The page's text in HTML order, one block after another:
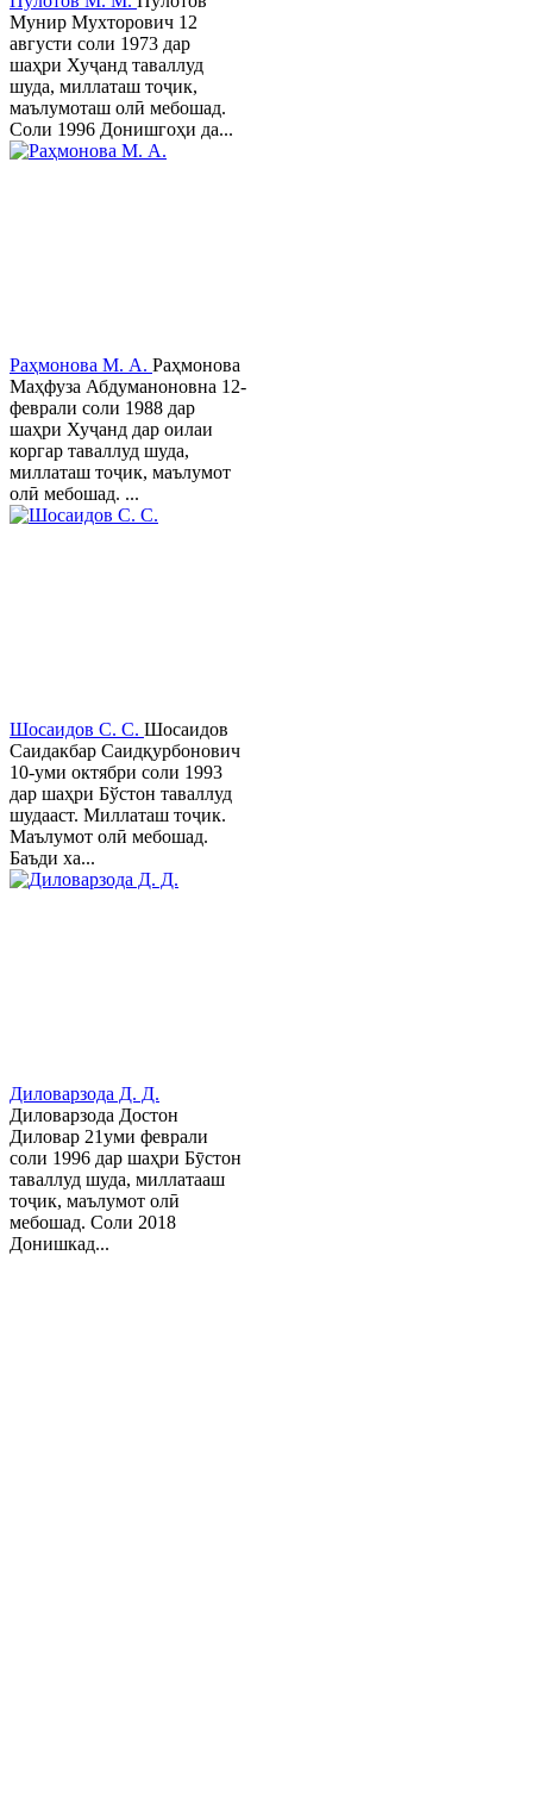
Мунир Мухторович 12
августи соли 1973 дар
шаҳри Хуҷанд таваллуд
шуда, миллаташ тоҷик,
маълумоташ олӣ мебошад.
Соли 1996 Донишгоҳи да...
Раҳмонова М. А. Раҳмонова
Маҳфуза Абдуманоновна 12-
феврали соли 1988 дар
шаҳри Хуҷанд дар оилаи
коргар таваллуд шуда,
миллаташ тоҷик, маълумот
олӣ мебошад. ...
Шосаидов С. С. Шосаидов
Саидакбар Саидқурбонович
10-уми октябри соли 1993
дар шаҳри Бўстон таваллуд
шудааст. Миллаташ тоҷик.
Маълумот олӣ мебошад.
Баъди ха...
Диловарзода Д. Д.
Диловарзода Достон
Диловар 21уми феврали
соли 1996 дар шаҳри Бӯстон
таваллуд шуда, миллатааш
тоҷик, маълумот олӣ
мебошад. Соли 2018
Донишкад...